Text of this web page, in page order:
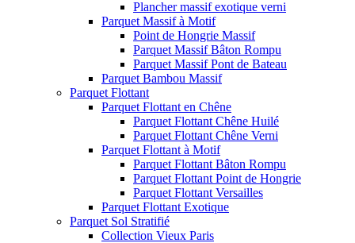
Plancher massif exotique verni
Parquet Massif à Motif
Point de Hongrie Massif
Parquet Massif Bâton Rompu
Parquet Massif Pont de Bateau
Parquet Bambou Massif
Parquet Flottant
Parquet Flottant en Chêne
Parquet Flottant Chêne Huilé
Parquet Flottant Chêne Verni
Parquet Flottant à Motif
Parquet Flottant Bâton Rompu
Parquet Flottant Point de Hongrie
Parquet Flottant Versailles
Parquet Flottant Exotique
Parquet Sol Stratifié
Collection Vieux Paris